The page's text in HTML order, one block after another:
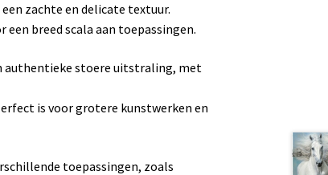
zachte en delicate textuur.
breed scala aan toepassingen.
authentieke stoere uitstraling, met
is voor grotere kunstwerken en
toepassingen, zoals